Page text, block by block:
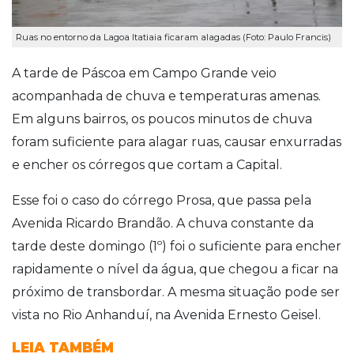
Ruas no entorno da Lagoa Itatiaia ficaram alagadas (Foto: Paulo Francis)
A tarde de Páscoa em Campo Grande veio
acompanhada de chuva e temperaturas amenas.
Em alguns bairros, os poucos minutos de chuva
foram suficiente para alagar ruas, causar enxurradas
e encher os córregos que cortam a Capital.
Esse foi o caso do córrego Prosa, que passa pela
Avenida Ricardo Brandão. A chuva constante da
tarde deste domingo (1º) foi o suficiente para encher
rapidamente o nível da água, que chegou a ficar na
próximo de transbordar. A mesma situação pode ser
vista no Rio Anhanduí, na Avenida Ernesto Geisel.
LEIA TAMBÉM